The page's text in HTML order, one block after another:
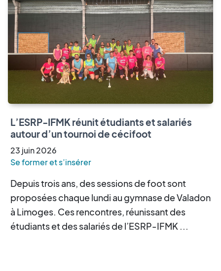
L’ESRP-IFMK réunit étudiants et salariés
autour d’un tournoi de cécifoot
23 juin2026
Se former et s’insérer
Depuis trois ans, des sessions de foot sont
proposées chaque lundi au gymnase de Valadon
à Limoges. Ces rencontres, réunissant des
étudiants et des salariés de l’ESRP-IFMK ...